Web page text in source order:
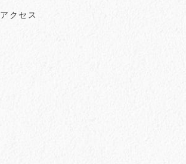
アクセス